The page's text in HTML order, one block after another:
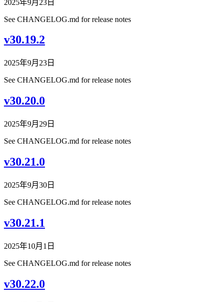
2025年9月23日
See CHANGELOG.md for release notes
v30.19.2
2025年9月23日
See CHANGELOG.md for release notes
v30.20.0
2025年9月29日
See CHANGELOG.md for release notes
v30.21.0
2025年9月30日
See CHANGELOG.md for release notes
v30.21.1
2025年10月1日
See CHANGELOG.md for release notes
v30.22.0